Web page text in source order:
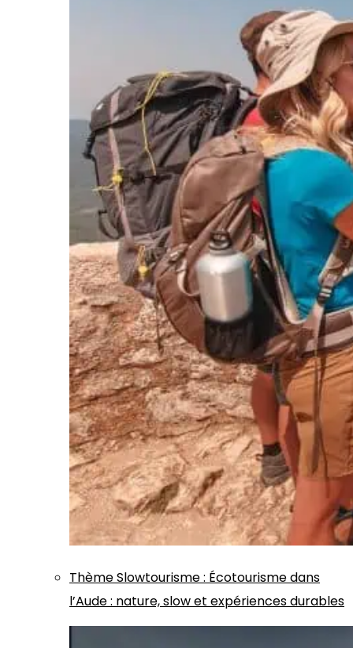
ThèmeSlowtourisme: Écotourisme dans
l’Aude : nature, slow et expériences durables